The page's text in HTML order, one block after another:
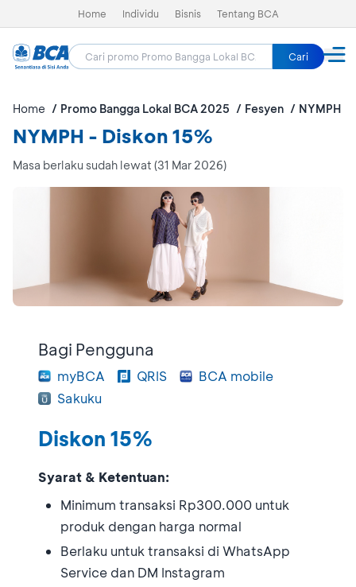
Home Individu Bisnis Tentang BCA
Cari
Home Promo Bangga Lokal BCA 2025 Fesyen NYMPH
NYMPH - Diskon 15%
Masa berlaku sudah lewat (31 Mar 2026)
Bagi Pengguna
myBCA QRIS
BCA mobile
Sakuku
Diskon 15%
Syarat & Ketentuan:
Minimum transaksi Rp300.000 untuk
produk dengan harga normal
Berlaku untuk transaksi di WhatsApp
Service dan DM Instagram